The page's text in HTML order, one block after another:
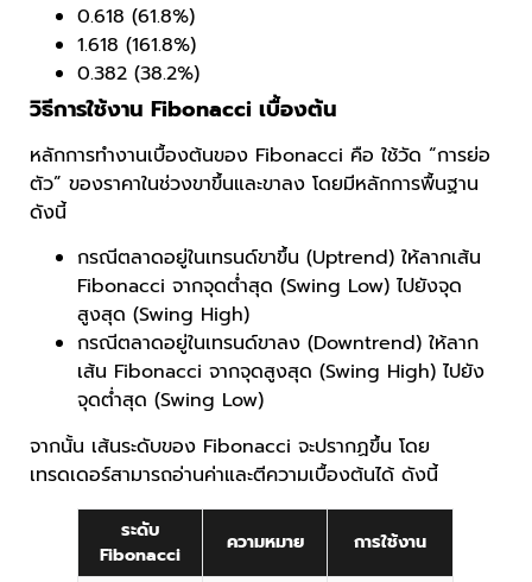
0.618 (61.8%)
1.618 (161.8%)
0.382 (38.2%)
วิธีการใช้งาน Fibonacci เบื้องต้น
หลักการทำงานเบื้องต้นของ Fibonacci คือ ใช้วัด “การย่อ
ตัว” ของราคาในช่วงขาขึ้นและขาลง โดยมีหลักการพื้นฐาน
ดังนี้
กรณีตลาดอยู่ในเทรนด์ขาขึ้น (Uptrend) ให้ลากเส้น
Fibonacci จากจุดต่ำสุด (Swing Low) ไปยังจุด
สูงสุด (Swing High)
กรณีตลาดอยู่ในเทรนด์ขาลง (Downtrend) ให้ลาก
เส้น Fibonacci จากจุดสูงสุด (Swing High) ไปยัง
จุดต่ำสุด (Swing Low)
จากนั้น เส้นระดับของ Fibonacci จะปรากฏขึ้น โดย
เทรดเดอร์สามารถอ่านค่าและตีความเบื้องต้นได้ ดังนี้
ระดับ
Fibonacci
ความหมาย การใช้งาน